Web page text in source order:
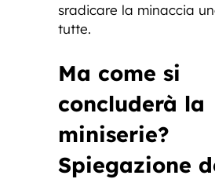
sradicare la minaccia
tutte.
Ma come si
concluderà la
miniserie?
Spiegazione